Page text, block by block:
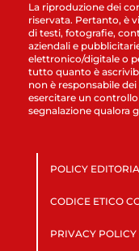
La riproduzione dei
riservata. Pertanto, è
di testi, fotografie,
aziendali e
elettronico/digitale o
tutto quanto è
non è responsabile
esercitare un
segnalazione qualora
POLICY
CODICE ETICO
PRIVACY POLICY